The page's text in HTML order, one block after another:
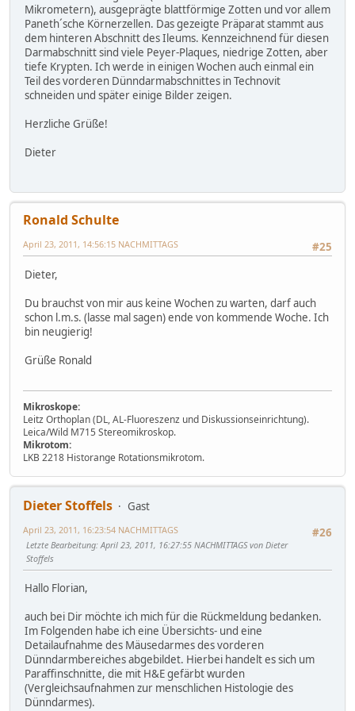
Mikrometern), ausgeprägte blattförmige Zotten und vor allem
Paneth´sche Körnerzellen. Das gezeigte Präparat stammt aus
dem hinteren Abschnitt des Ileums. Kennzeichnend für diesen
Darmabschnitt sind viele Peyer-Plaques, niedrige Zotten, aber
tiefe Krypten. Ich werde in einigen Wochen auch einmal ein
Teil des vorderen Dünndarmabschnittes in Technovit
schneiden und später einige Bilder zeigen.
Herzliche Grüße!
Dieter
Ronald Schulte
#25
April 23, 2011, 14:56:15 NACHMITTAGS
Dieter,
Du brauchst von mir aus keine Wochen zu warten, darf auch
schon l.m.s. (lasse mal sagen) ende von kommende Woche. Ich
bin neugierig!
Grüße Ronald
Mikroskope:
Leitz Orthoplan (DL, AL-Fluoreszenz und Diskussionseinrichtung).
Leica/Wild M715 Stereomikroskop.
Mikrotom:
LKB 2218 Historange Rotationsmikrotom.
Dieter Stoffels
Gast
#26
April 23, 2011, 16:23:54 NACHMITTAGS
Letzte Bearbeitung: April 23, 2011, 16:27:55 NACHMITTAGS von Dieter
Stoffels
Hallo Florian,
auch bei Dir möchte ich mich für die Rückmeldung bedanken.
Im Folgenden habe ich eine Übersichts- und eine
Detailaufnahme des Mäusedarmes des vorderen
Dünndarmbereiches abgebildet. Hierbei handelt es sich um
Paraffinschnitte, die mit H&E gefärbt wurden
(Vergleichsaufnahmen zur menschlichen Histologie des
Dünndarmes).